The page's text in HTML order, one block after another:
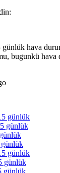
hava
bugunkü hava
günlük
günlük
günlük
günlük
günlük
günlük